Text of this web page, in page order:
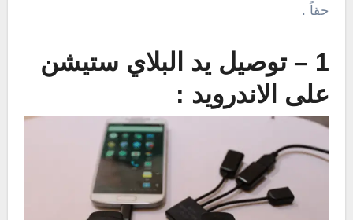
حقاً .
1 – توصيل يد البلاي ستيشن
على الاندرويد :